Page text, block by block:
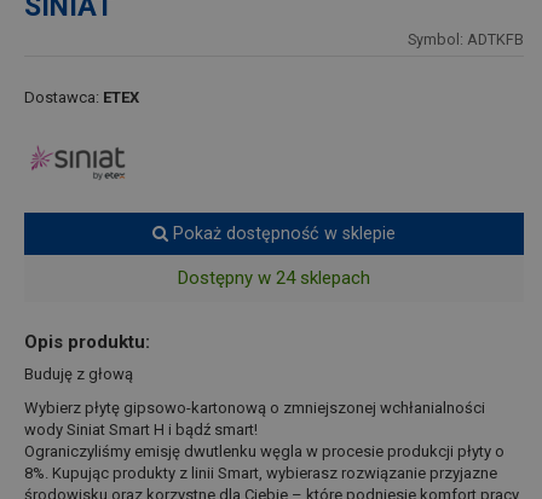
Symbol: ADTKFB
Dostawca: ETEX
Pokaż dostępność w sklepie
Dostępny w 24 sklepach
Opis produktu:
Buduję z głową
Wybierz płytę gipsowo-kartonową o zmniejszonej wchłanialności
wody Siniat Smart H i bądź smart!
Ograniczyliśmy emisję dwutlenku węgla w procesie produkcji płyty o
8%. Kupując produkty z linii Smart, wybierasz rozwiązanie przyjazne
środowisku oraz korzystne dla Ciebie – które podniesie komfort pracy